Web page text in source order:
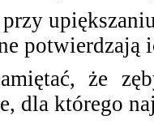
potwierdzają
że
dla którego